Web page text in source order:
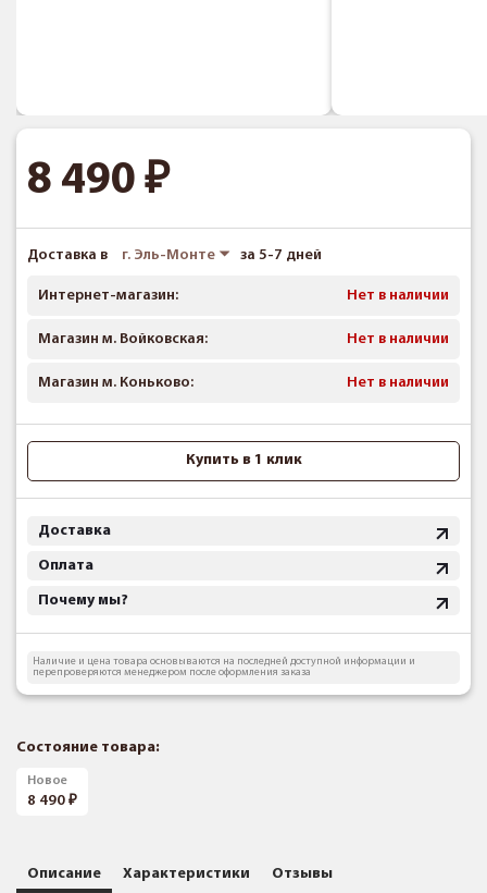
8 490
Доставка в г. Эль-Монте за 5-7 дней
Интернет-магазин: Нет в наличии
Магазин м. Войковская: Нет в наличии
Магазин м. Коньково: Нет в наличии
Купить в 1 клик
Доставка
Оплата
Почему мы?
Наличие и цена товара основываются на последней доступной информации и
перепроверяются менеджером после оформления заказа
Состояние товара:
Новое
8 490
Описание Характеристики Отзывы